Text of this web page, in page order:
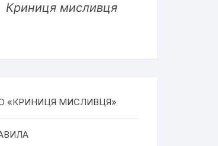
Криниця мисливця
«КРИНИЦЯ МИСЛИВЦЯ»